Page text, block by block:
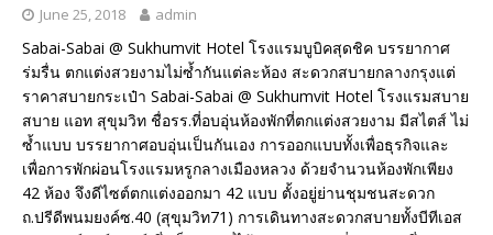
June 25, 2018 admin
Sabai-Sabai @ Sukhumvit Hotel โรงแรมบูบิคสุดชิค บรรยากาศ
ร่มรื่น ตกแต่งสวยงามไม่ซ้ำกันแต่ละห้อง สะดวกสบายกลางกรุงแต่
ราคาสบายกระเป๋า Sabai-Sabai @ Sukhumvit Hotel โรงแรมสบาย
สบาย แอท สุขุมวิท ชื่อรร.ที่อบอุ่นห้องพักที่ตกแต่งสวยงาม มีสไตส์ ไม่
ซ้ำแบบ บรรยากาศอบอุ่นเป็นกันเอง การออกแบบทั้งเพื่อธุรกิจและ
เพื่อการพักผ่อนโรงแรมหรูกลางเมืองหลวง ด้วยจำนวนห้องพักเพียง
42 ห้อง จึงดีไซต์ตกแต่งออกมา 42 แบบ ตั้งอยู่ย่านชุมชนสะดวก
ถ.ปรีดีพนมยงค์ซ.40 (สุขุมวิท71) การเดินทางสะดวกสบายทั้งบีทีเอส